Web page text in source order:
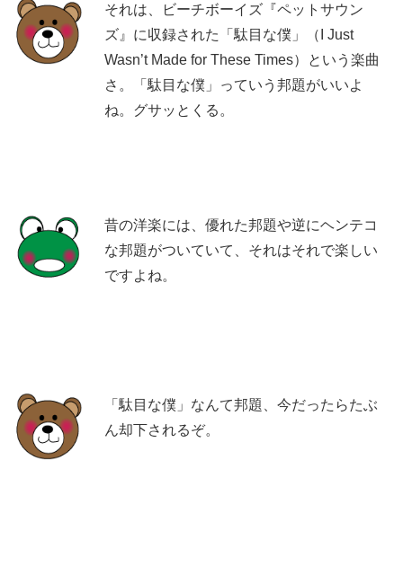
それは、ビーチボーイズ『ペットサウン
ズ』に収録された「駄目な僕」（I Just
Wasn’t Made for These Times）という楽曲
さ。「駄目な僕」っていう邦題がいいよ
ね。グサッとくる。
昔の洋楽には、優れた邦題や逆にヘンテコ
な邦題がついていて、それはそれで楽しい
ですよね。
「駄目な僕」なんて邦題、今だったらたぶ
ん却下されるぞ。